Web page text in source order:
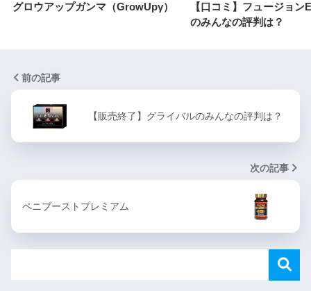
グロウアップガンマ（GrowUpγ）
【口コミ】フュージョン
のみんなの評判は？
前の記事
【販売終了】グライバルのみんなの評判は？
次の記事
ペニブーストプレミアム